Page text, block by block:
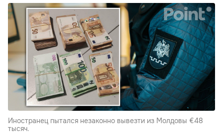
Иностранец пытался незаконно вывезти из Молдовы €48
тысяч.